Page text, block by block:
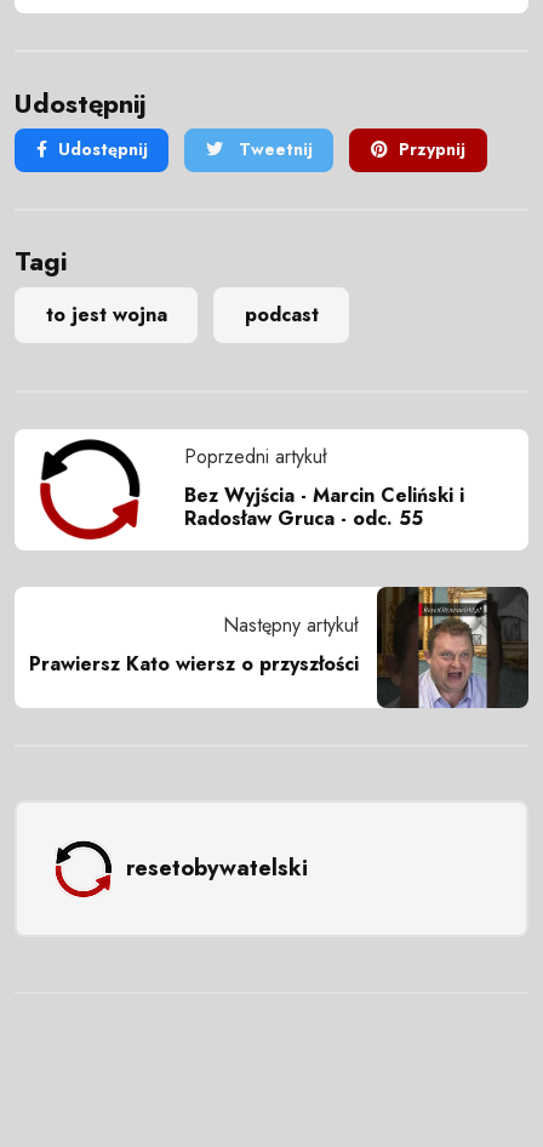
Udostępnij
Udostępnij Tweetnij Przypnij
Tagi
to jest wojna podcast
Poprzedni artykuł
Bez Wyjścia - Marcin Celiński i
Radosław Gruca - odc. 55
Następny artykuł
Prawiersz Kato wiersz o przyszłości
resetobywatelski